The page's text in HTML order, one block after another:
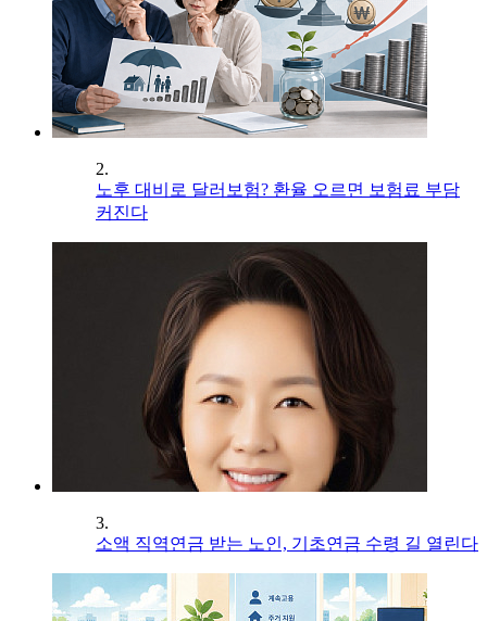
2.
노후 대비로 달러보험? 환율 오르면 보험료 부담
커진다
3.
소액 직역연금 받는 노인, 기초연금 수령 길 열린다